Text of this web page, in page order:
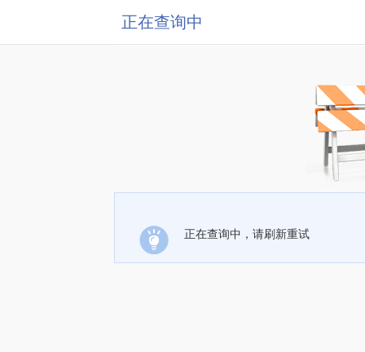
正在查询中
正在查询中，请刷新重试